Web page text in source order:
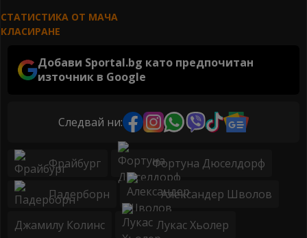
СТАТИСТИКА ОТ МАЧА
КЛАСИРАНЕ
Добави Sportal.bg като предпочитан
източник в Google
Следвай ни:
Фрайбург Фортуна Дюселдорф
Падерборн Александер Шволов
Джамилу Колинс Лукас Хьолер